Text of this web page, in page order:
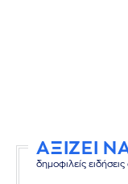
ΑΞΙΖΕΙ
δημοφιλείς